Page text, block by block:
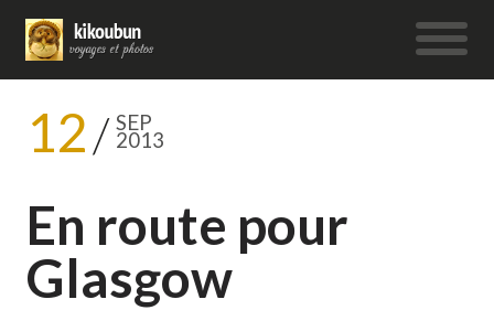
12 SEP
2013
En route pour
Glasgow